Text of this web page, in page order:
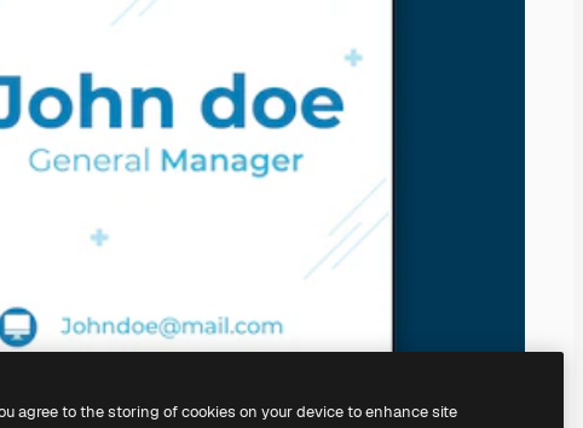
agree to the storing of cookies on your device to enhance site